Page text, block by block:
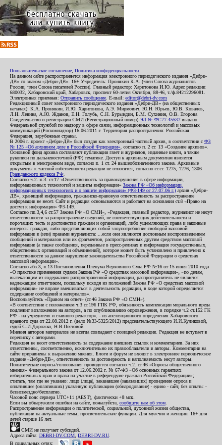
Пользовательское соглашение Политика конфиденциальности
На данном сайте распространяется информация электронного периодического издания «Дебри-
ДВ» со знаком «Дебри-ДВ». 16+ Учредитель: Пронякин К.А. (член Союза журналистов
России, член Союза писателей России). Главный редактор: Харитонова И.Ю. Адрес редакции:
680032, Хабаровский край, Хабаровск, проспект 60-летия Октября, 88-46, т./ф.84212296081.
Электронная приемная: Отправить сообщение . E-mail: editor@debri-dv.com
Редакционный совет электронного периодического издания «Дебри-ДВ» (на общественных
началах): К.А. Пронякин, И.Ю. Харитонова, А.Э. Мирмович, Ю.Н. Юрьев, Ю.В. Ковалев,
Л.Н. Левина, А.Ю. Жданов, Е.Н. Голубь, С.Н. Бурындин, Б.М. Сухинин, О.В. Егорова
Свидетельство о регистрации СМИ (Регистрационный номер) ЭЛ № ФС77-45537 выдано
Федеральной службой по надзору в сфере связи, информационных технологий и массовых
коммуникаций (Роскомнадзор) 16.06.2011 г. Территория распространения: Российская
Федерация, зарубежные страны.
В 2006 г. проект «Дебри-ДВ» был создан как электронный частный архив, в соответствии с ФЗ
№ 125 «Об архивном деле в Российской Федерации» , согласно п. 2 ст. 13 «Создание архивов».
Основной фонд архива составляют публикации газет и журналов, изданные книги, а также
рукописи по дальневосточной (РФ) тематике. Доступ к архивным документам является
открытым в электронном виде, согласно п. 1 ст. 24 вышеобозначенного закона. Архивные
документы к частной собственности редакции не относятся, согласно ст.ст. 1275, 1276, 1306
Гражданского кодекса РФ
Согласно ч.2. п.3. ст.17 «Ответственность за правонарушения в сфере информации,
информационных технологий и защиты информации» Закона РФ «Об информации,
информационных технологиях и о защите информации» (ФЗ-149 от 27.07.06 г.) архив «Дебри-
ДВ», хранящий информацию, гражданско-правовую ответственность за распространение
информации не несет. Сайт и редакция основываются и работают на основании ст.8 «Право на
доступ к информации» ФЗ-149.
Согласно пп.3,4,6 ст.57 Закона РФ «О СМИ», «Редакция, главный редактор, журналист не несут
ответственности за распространение сведений, не соответствующих действительности и
порочащих честь и достоинство граждан и организаций, либо ущемляющих права и законные
интересы граждан, либо представляющих собой злоупотребление свободой массовой
информации и (или) правами журналиста: ...если они являются дословным воспроизведением
сообщений и материалов или их фрагментов, распространенных другим средством массовой
информации (а также сообщения, переданные в пресс-релизах и информация государственных,
общественных организаций и объединений), которое может быть установлено и привлечено к
ответственности за данное нарушение законодательства Российской Федерации о средствах
массовой информации».
Согласно абз.3, п.13 Постановления Пленума Верховного Суда РФ №16 от 15 июня 2010 года
«О практике применения судами Закона РФ «О средствах массовой информации», «по делам,
вытекающим из содержания распространенной информации, распространитель не является
надлежащим ответчиком, поскольку исходя из положений Закона РФ «О средствах массовой
информации» не вправе вмешиваться в деятельность редакции, в ходе которой определяется
содержание сообщений и материалов».
Воспользуйтесь «Правом на ответ» (ст.46 Закона РФ «О СМИ»).
«В соответствии с положением ч.3 ст.196 ГПК РФ, обязанность компенсации морального вреда
подлежит возложению на авторов, а по опубликованию опровержения, в порядке ч.2 ст.152 ГК
РФ - на учредителя и главного редактор», - из апелляционного определения Хабаровского
краевого суда от 22.08.2012 г. (дело №33-5325/2012) председательствующего И.И.Куликовой,
судей С.И.Дорожко, Н.В.Пестовой.
Мнения авторов материалов не всегда совпадают с позицией редакции. Редакция не вступает в
переписку с авторами.
Редакция не несет ответственность за содержание внешних ссылок и комментариев. За них
ответственны, соответственно, исключительно их правообладатели и авторы. Комментарии на
сайте приравнены к выражению мнения. Блоги и форум не входят в электронное периодическое
издание «Дебри-ДВ», ответственность за достоверность и наполняемость несут авторы.
Политические опросы/голосования проводятся согласно ч.2. ст.46 «Опросы общественного
мнения» Федерального закона от 12.06.2002 г. № 67-ФЗ «Об основных гарантиях
избирательных прав и права на участие в референдуме граждан Российской Федерации»;
считать, там где не указано: лицо (лица), заказавшее (заказавших) проведение опроса и
оплатившее (оплативших) указанную публикацию (обнародование) - едино - сайт, без оплаты -
безвозмездно/бесплатно.
Часовой пояс сервера UTC+11 (AEST), фактически +8 мск.
Если вы обнаружили ошибки на сайте, пожалуйста, сообщите нам об этом
Распространение информации о политической, социальной, духовной жизни общества,
публикации на актуальные темы, просветительские функции. Для мужчин и женщин. 16+ для
детей старше 16 лет.
СМИ не получает субсидий.
Адреса сайта: DEBRI-DV.COM DEBRI-DV.RU
В социальных сетях: